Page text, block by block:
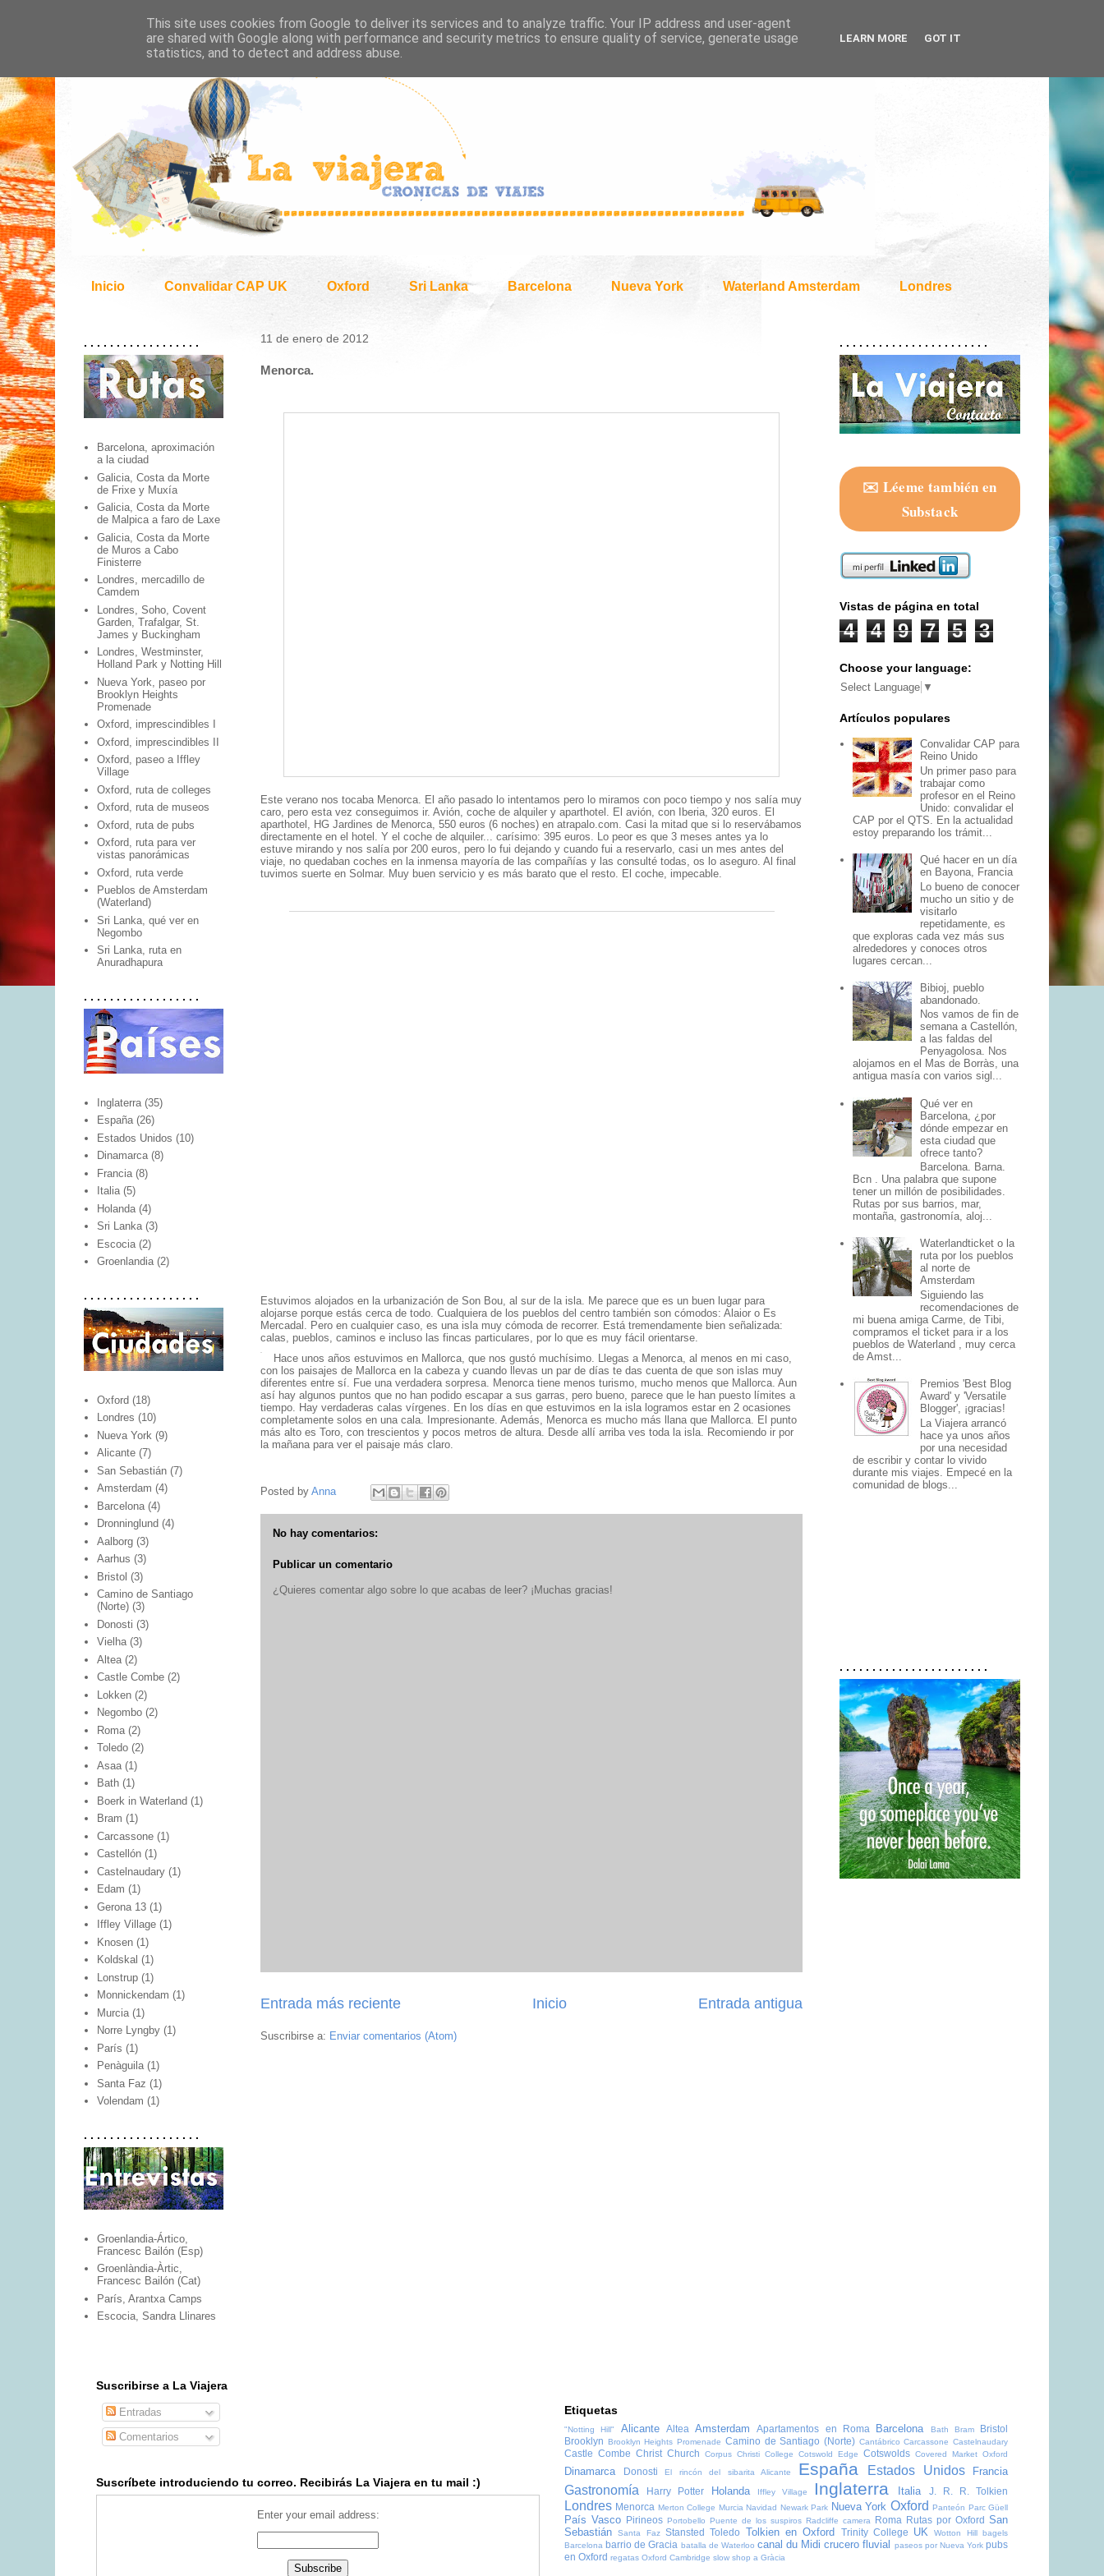
Inicio Convalidar CAP UK Oxford Sri Lanka Barcelona Nueva York Waterland Amsterdam Londres
11 de enero de 2012
Menorca.
Este verano nos tocaba Menorca. El año pasado lo intentamos pero lo miramos con poco tiempo y nos salía muy
caro, pero esta vez conseguimos ir. Avión, coche de alquiler y aparthotel. El avión, con Iberia, 320 euros. El
aparthotel, HG Jardines de Menorca, 550 euros (6 noches) en atrapalo.com. Casi la mitad que si lo reservábamos
directamente en el hotel. Y el coche de alquiler... carísimo: 395 euros. Lo peor es que 3 meses antes ya lo
estuve mirando y nos salía por 200 euros, pero lo fui dejando y cuando fui a reservarlo, casi un mes antes del
viaje, no quedaban coches en la inmensa mayoría de las compañías y las consulté todas, os lo aseguro. Al final
tuvimos suerte en Solmar. Muy buen servicio y es más barato que el resto. El coche, impecable.
Estuvimos alojados en la urbanización de Son Bou, al sur de la isla. Me parece que es un buen lugar para
alojarse porque estás cerca de todo. Cualquiera de los pueblos del centro también son cómodos: Alaior o Es
Mercadal. Pero en cualquier caso, es una isla muy cómoda de recorrer. Está tremendamente bien señalizada:
calas, pueblos, caminos e incluso las fincas particulares, por lo que es muy fácil orientarse.
Hace unos años estuvimos en Mallorca, que nos gustó muchísimo. Llegas a Menorca, al menos en mi caso,
con los paisajes de Mallorca en la cabeza y cuando llevas un par de días te das cuenta de que son islas muy
diferentes entre sí. Fue una verdadera sorpresa. Menorca tiene menos turismo, mucho menos que Mallorca. Aun
así hay algunos puntos que no han podido escapar a sus garras, pero bueno, parece que le han puesto límites a
tiempo. Hay verdaderas calas vírgenes. En los días en que estuvimos en la isla logramos estar en 2 ocasiones
completamente solos en una cala. Impresionante. Además, Menorca es mucho más llana que Mallorca. El punto
más alto es Toro, con trescientos y pocos metros de altura. Desde allí arriba ves toda la isla. Recomiendo ir por
la mañana para ver el paisaje más claro.
Posted by Anna
No hay comentarios:
Publicar un comentario
¿Quieres comentar algo sobre lo que acabas de leer? ¡Muchas gracias!
Entrada más reciente Entrada antigua
Inicio
Suscribirse a: Enviar comentarios (Atom)
. . . . . . . . . . . . . . . . . .
Barcelona, aproximación
a la ciudad
Galicia, Costa da Morte
de Frixe y Muxía
Galicia, Costa da Morte
de Malpica a faro de Laxe
Galicia, Costa da Morte
de Muros a Cabo
Finisterre
Londres, mercadillo de
Camdem
Londres, Soho, Covent
Garden, Trafalgar, St.
James y Buckingham
Londres, Westminster,
Holland Park y Notting Hill
Nueva York, paseo por
Brooklyn Heights
Promenade
Oxford, imprescindibles I
Oxford, imprescindibles II
Oxford, paseo a Iffley
Village
Oxford, ruta de colleges
Oxford, ruta de museos
Oxford, ruta de pubs
Oxford, ruta para ver
vistas panorámicas
Oxford, ruta verde
Pueblos de Amsterdam
(Waterland)
Sri Lanka, qué ver en
Negombo
Sri Lanka, ruta en
Anuradhapura
. . . . . . . . . . . . . . . . . .
Inglaterra (35)
España (26)
Estados Unidos (10)
Dinamarca (8)
Francia (8)
Italia (5)
Holanda (4)
Sri Lanka (3)
Escocia (2)
Groenlandia (2)
. . . . . . . . . . . . . . . . . .
Oxford (18)
Londres (10)
Nueva York (9)
Alicante (7)
San Sebastián (7)
Amsterdam (4)
Barcelona (4)
Dronninglund (4)
Aalborg (3)
Aarhus (3)
Bristol (3)
Camino de Santiago
(Norte) (3)
Donosti (3)
Vielha (3)
Altea (2)
Castle Combe (2)
Lokken (2)
Negombo (2)
Roma (2)
Toledo (2)
Asaa (1)
Bath (1)
Boerk in Waterland (1)
Bram (1)
Carcassone (1)
Castellón (1)
Castelnaudary (1)
Edam (1)
Gerona 13 (1)
Iffley Village (1)
Knosen (1)
Koldskal (1)
Lonstrup (1)
Monnickendam (1)
Murcia (1)
Norre Lyngby (1)
París (1)
Penàguila (1)
Santa Faz (1)
Volendam (1)
. . . . . . . . . . . . . . . . . .
Groenlandia-Ártico,
Francesc Bailón (Esp)
Groenlàndia-Àrtic,
Francesc Bailón (Cat)
París, Arantxa Camps
Escocia, Sandra Llinares
. . . . . . . . . . . . . . . . . . . . . . .
✉️ Léeme también en
Substack
Vistas de página en total
4 4 9 7 5 3
Choose your language:
Select Language ▼
Artículos populares
Convalidar CAP para
Reino Unido
Un primer paso para
trabajar como
profesor en el Reino
Unido: convalidar el
CAP por el QTS. En la actualidad
estoy preparando los trámit...
Qué hacer en un día
en Bayona, Francia
Lo bueno de conocer
mucho un sitio y de
visitarlo
repetidamente, es
que exploras cada vez más sus
alrededores y conoces otros
lugares cercan...
Bibioj, pueblo
abandonado.
Nos vamos de fin de
semana a Castellón,
a las faldas del
Penyagolosa. Nos
alojamos en el Mas de Borràs, una
antigua masía con varios sigl...
Qué ver en
Barcelona, ¿por
dónde empezar en
esta ciudad que
ofrece tanto?
Barcelona. Barna.
Bcn . Una palabra que supone
tener un millón de posibilidades.
Rutas por sus barrios, mar,
montaña, gastronomía, aloj...
Waterlandticket o la
ruta por los pueblos
al norte de
Amsterdam
Siguiendo las
recomendaciones de
mi buena amiga Carme, de Tibi,
compramos el ticket para ir a los
pueblos de Waterland , muy cerca
de Amst...
Premios 'Best Blog
Award' y 'Versatile
Blogger', ¡gracias!
La Viajera arrancó
hace ya unos años
por una necesidad
de escribir y contar lo vivido
durante mis viajes. Empecé en la
comunidad de blogs...
. . . . . . . . . . . . . . . . . . . . . . .
Suscribirse a La Viajera
Entradas
Comentarios
Suscríbete introduciendo tu correo. Recibirás La Viajera en tu mail :)
Enter your email address:
Etiquetas
"Notting Hill" Alicante Altea Amsterdam Apartamentos en Roma Barcelona Bath Bram
Bristol
Brooklyn Brooklyn Heights Promenade Camino de Santiago (Norte) Cantábrico Carcassone Castelnaudary
Castle Combe Christ Church Corpus Christi College Cotswold Edge Cotswolds Covered Market Oxford
Dinamarca Donosti El rincón del sibarita Alicante España Estados Unidos Francia
Gastronomía Harry Potter Holanda Iffley Village Inglaterra Italia J. R. R. Tolkien
Londres Menorca Merton College Murcia Navidad Newark Park Nueva York Oxford Panteón Parc Güell
País Vasco Pirineos Portobello Puente de los suspiros Radcliffe camera Roma Rutas por Oxford San
Sebastián
Santa Faz Stansted Toledo Tolkien en Oxford Trinity College UK Wotton Hill bagels
Barcelona barrio de Gracia batalla de Waterloo canal du Midi crucero fluvial paseos por Nueva York pubs
en Oxford regatas Oxford Cambridge slow shop a Gràcia
This site uses cookies from Google to deliver its services and to analyze traffic. Your IP address and user-agent
are shared with Google along with performance and security metrics to ensure quality of service, generate usage
statistics, and to detect and address abuse.
LEARN MORE GOT IT